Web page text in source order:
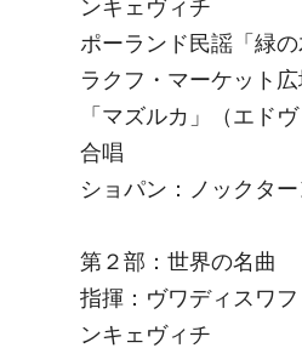
ンキェヴィチ
ポーランド民謡「緑
ラクフ・マーケット
「マズルカ」（エド
合唱
ショパン：ノックタ
第２部：世界の名曲
指揮：ヴワディスワ
ンキェヴィチ